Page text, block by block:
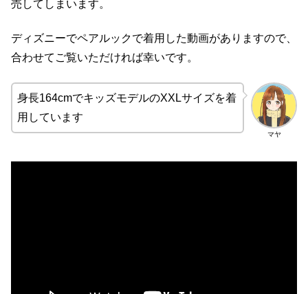
売してしまいます。
ディズニーでペアルックで着用した動画がありますので、
合わせてご覧いただければ幸いです。
マヤ
身長164cmでキッズモデルのXXLサイズを着
用しています